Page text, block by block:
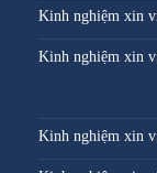
Kinh nghiệm xin
Kinh nghiệm xin
Kinh nghiệm xin